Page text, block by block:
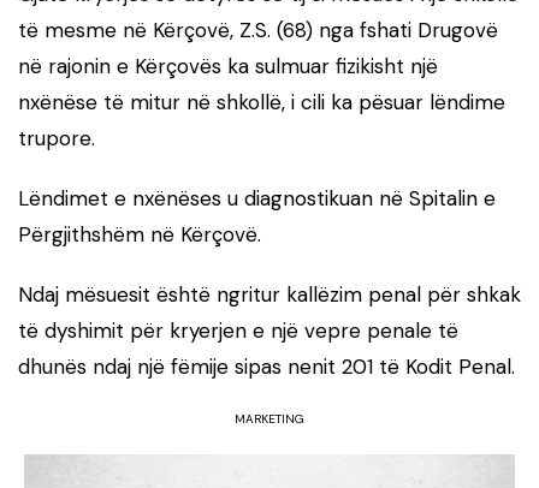
të mesme në Kërçovë, Z.S. (68) nga fshati Drugovë
në rajonin e Kërçovës ka sulmuar fizikisht një
nxënëse të mitur në shkollë, i cili ka pësuar lëndime
trupore.
Lëndimet e nxënëses u diagnostikuan në Spitalin e
Përgjithshëm në Kërçovë.
Ndaj mësuesit është ngritur kallëzim penal për shkak
të dyshimit për kryerjen e një vepre penale të
dhunës ndaj një fëmije sipas nenit 201 të Kodit Penal.
MARKETING